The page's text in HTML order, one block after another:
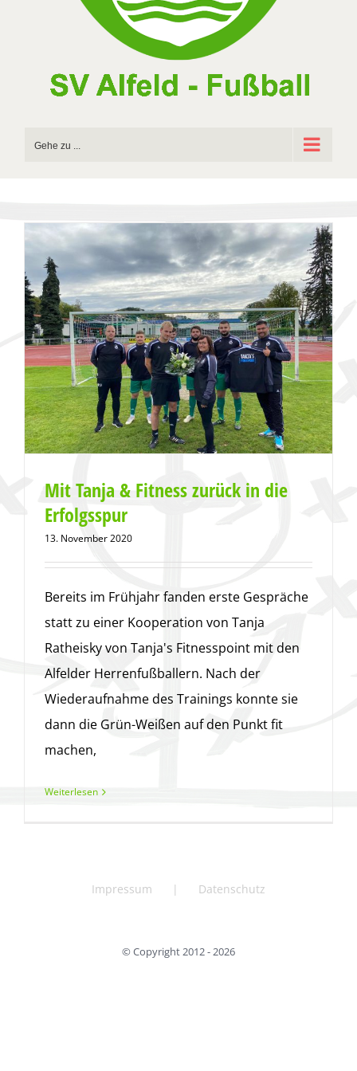
Gehe zu ...
Mit Tanja & Fitness zurück in die
Erfolgsspur
13. November 2020
Bereits im Frühjahr fanden erste Gespräche
statt zu einer Kooperation von Tanja
Ratheisky von Tanja's Fitnesspoint mit den
Alfelder Herrenfußballern. Nach der
Wiederaufnahme des Trainings konnte sie
dann die Grün-Weißen auf den Punkt fit
machen,
Weiterlesen
Impressum Datenschutz
© Copyright 2012 -2026